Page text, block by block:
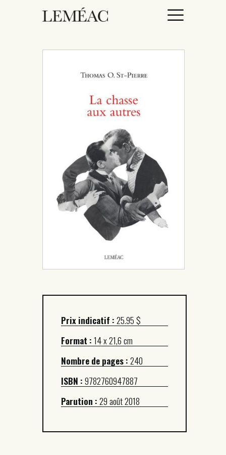
CATALOGUE
AUTEURICES
DROITS / RIGHTS
À PROPOS
Prix indicatif :25.95 $
Format :14 x 21,6 cm
Nombre de pages :240
ISBN :9782760947887
Parution :29 août 2018